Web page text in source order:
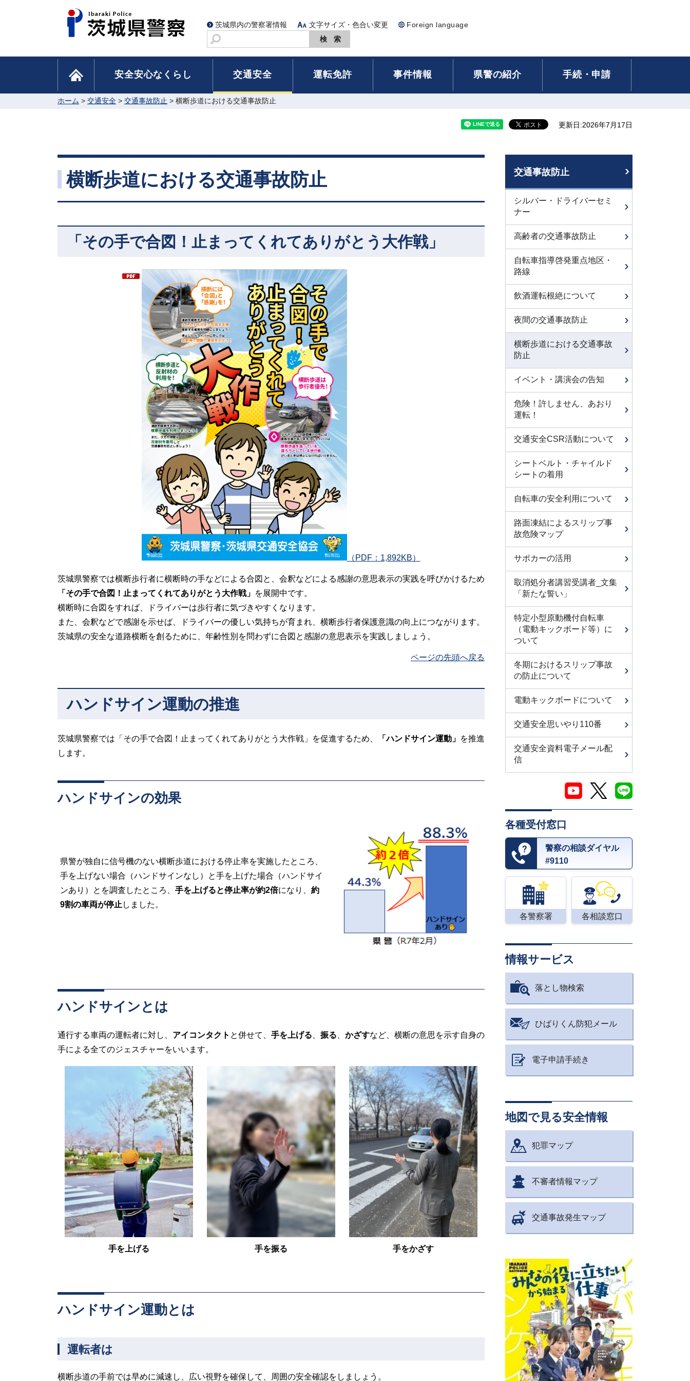
茨城県内の警察署情報 文字サイズ・色合い変更
Foreign language
サ
索
home 安全安心なくらし 交通安全 運転免許 事件情報 県警の紹介 手続・申請
ホーム > 交通安全 > 交通事故防止 > 横断歩道における交通事故防止
更新日:2026年7月17日
横断歩道における交通事故防止
「その手で合図！止まってくれてありがとう大作戦」
（PDF：1,892KB）
茨城県警察では横断歩行者に横断時の手などによる合図と、会釈などによる感謝の意思表示の実践を呼びかけるため
「その手で合図！止まってくれてありがとう大作戦」 を展開中です。
横断時に合図をすれば、ドライバーは歩行者に気づきやすくなります。
また、会釈などで感謝を示せば、ドライバーの優しい気持ちが育まれ、横断歩行者保護意識の向上につながります。
茨城県の安全な道路横断を創るために、年齢性別を問わずに合図と感謝の意思表示を実践しましょう。
ページの先頭へ戻る
ハンドサイン運動の推進
茨城県警察では「その手で合図！止まってくれてありがとう大作戦」を促進するため、 「ハンドサイン運動」 を推進
します。
ハンドサインの効果
県警が独自に信号機のない横断歩道における停止率を実施したところ、
手を上げない場合（ハンドサインなし）と手を上げた場合（ハンドサイ
ンあり）とを調査したところ、 手を上げると停止率が約2倍になり、 約
9割の車両が停止 しました。
ハンドサインとは
通行する車両の運転者に対し、 アイコンタクト と併せて、 手を上げる 振る かざすなど、横断の意思を示す自身の
手による全てのジェスチャーをいいます。
手を上げる 手を振る 手をかざす
ハンドサイン運動とは
運転者は
横断歩道の手前では早めに減速し、広い視野を確保して、周囲の安全確認をしましょう。
交通事故防止
シルバー・ドライバーセミ
ナー
高齢者の交通事故防止
自転車指導啓発重点地区・
路線
飲酒運転根絶について
夜間の交通事故防止
横断歩道における交通事故
防止
イベント・講演会の告知
危険！許しません、あおり
運転！
交通安全CSR活動について
シートベルト・チャイルド
シートの着用
自転車の安全利用について
路面凍結によるスリップ事
故危険マップ
サポカーの活用
取消処分者講習受講者_文集
「新たな誓い」
特定小型原動機付自転車
（電動キックボード等）に
ついて
冬期におけるスリップ事故
の防止について
電動キックボードについて
交通安全思いやり110番
交通安全資料電子メール配
信
各種受付窓口
警察の相談ダイヤル
#9110
各警察署 各相談窓口
情報サービス
落とし物検索
ひばりくん防犯メール
電子申請手続き
地図で見る安全情報
犯罪マップ
不審者情報マップ
交通事故発生マップ